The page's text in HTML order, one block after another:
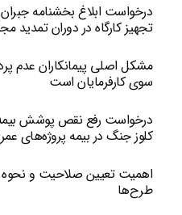
درخواست ابلاغ بخشنامه
تجهیز کارگاه در دوران تمدید
مشکل اصلی پیمانکاران عدم
سوی کارفرمایان است
درخواست رفع نقص پوشش
کلوز جنگ در بیمه پروژه‌های
اهمیت تعیین صلاحیت و نحوه
طرح‌ها